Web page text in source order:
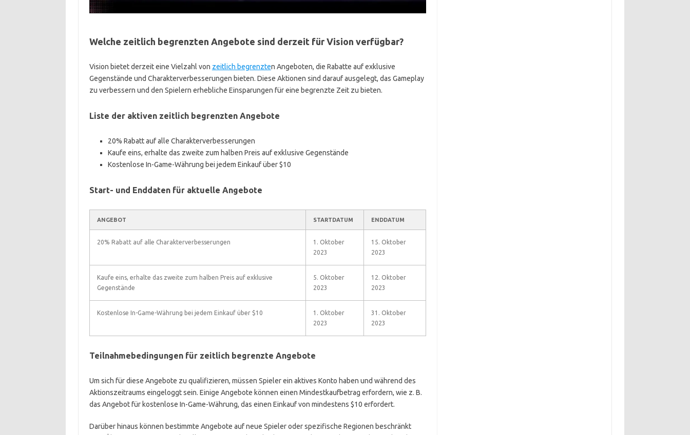
Welche zeitlich begrenzten Angebote sind derzeit für Vision verfügbar?
Vision bietet derzeit eine Vielzahl von zeitlich begrenzten Angeboten, die Rabatte auf exklusive
Gegenstände und Charakterverbesserungen bieten. Diese Aktionen sind darauf ausgelegt, das Gameplay
zu verbessern und den Spielern erhebliche Einsparungen für eine begrenzte Zeit zu bieten.
Liste der aktiven zeitlich begrenzten Angebote
20% Rabatt auf alle Charakterverbesserungen
Kaufe eins, erhalte das zweite zum halben Preis auf exklusive Gegenstände
Kostenlose In-Game-Währung bei jedem Einkauf über $10
Start- und Enddaten für aktuelle Angebote
ANGEBOT STARTDATUM ENDDATUM
20% Rabatt auf alle Charakterverbesserungen
1. Oktober
2023
15. Oktober
2023
Kaufe eins, erhalte das zweite zum halben Preis auf exklusive
Gegenstände
5. Oktober
2023
12. Oktober
2023
Kostenlose In-Game-Währung bei jedem Einkauf über $10
1. Oktober
2023
31. Oktober
2023
Teilnahmebedingungen für zeitlich begrenzte Angebote
Um sich für diese Angebote zu qualifizieren, müssen Spieler ein aktives Konto haben und während des
Aktionszeitraums eingeloggt sein. Einige Angebote können einen Mindestkaufbetrag erfordern, wie z. B.
das Angebot für kostenlose In-Game-Währung, das einen Einkauf von mindestens $10 erfordert.
Darüber hinaus können bestimmte Angebote auf neue Spieler oder spezifische Regionen beschränkt